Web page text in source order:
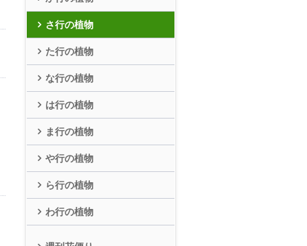
さ行の植物
た行の植物
な行の植物
は行の植物
ま行の植物
や行の植物
ら行の植物
わ行の植物